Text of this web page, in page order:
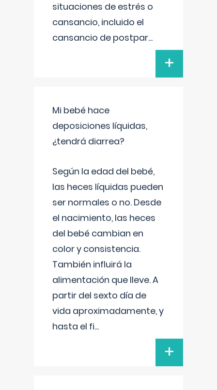
situaciones de estrés o
cansancio, incluido el
cansancio de postpar...
+
Mi bebé hace
deposiciones líquidas,
¿tendrá diarrea?
Según la edad del bebé,
las heces líquidas pueden
ser normales o no. Desde
el nacimiento, las heces
del bebé cambian en
color y consistencia.
También influirá la
alimentación que lleve. A
partir del sexto día de
vida aproximadamente, y
hasta el fi...
+